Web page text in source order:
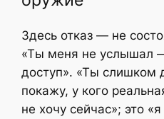
Здесь отказ — не
«Ты меня не услышал
доступ». «Ты
покажу, у кого
не хочу сейчас»; это